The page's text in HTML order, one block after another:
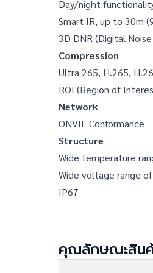
Day/night
Smart IR, up to 30m
3D DNR (Digital
Compression
Ultra 265, H.265,
ROI (Region of
Network
ONVIF Conformance
Structure
Wide temperature
Wide voltage range
IP67
คุณลักษณะสิน